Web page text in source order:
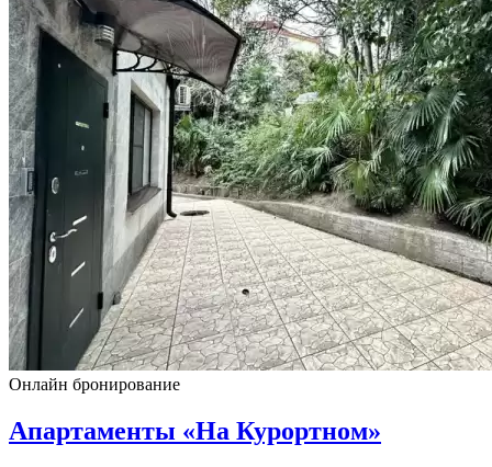
Онлайн бронирование
Апартаменты «На Курортном»